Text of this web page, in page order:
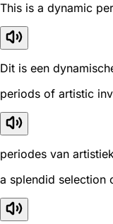
This is a dynamic
Dit is een
periods of artistic
periodes van
a splendid selection